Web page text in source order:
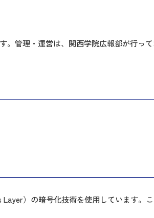
管理・運営は、関西学院広報部が行って
）の暗号化技術を使用しています。